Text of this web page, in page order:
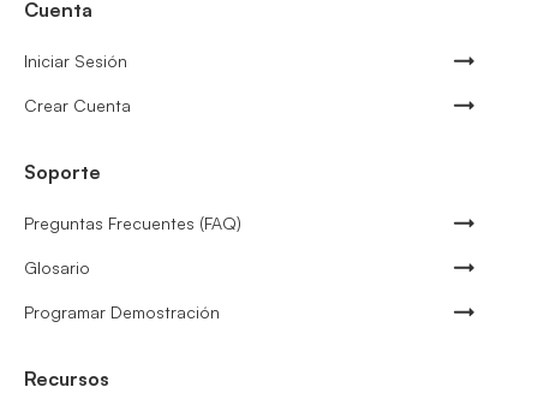
Cuenta
Iniciar Sesión
Crear Cuenta
Soporte
Preguntas Frecuentes (FAQ)
Glosario
Programar Demostración
Recursos